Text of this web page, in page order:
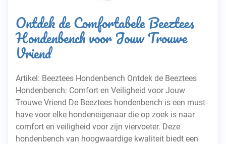
Ontdek de Comfortabele Beeztees
Hondenbench voor Jouw Trouwe
Vriend
Artikel: Beeztees Hondenbench Ontdek de Beeztees
Hondenbench: Comfort en Veiligheid voor Jouw
Trouwe Vriend De Beeztees hondenbench is een must-
have voor elke hondeneigenaar die op zoek is naar
comfort en veiligheid voor zijn viervoeter. Deze
hondenbench van hoogwaardige kwaliteit biedt een